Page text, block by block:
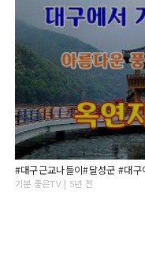
기분 좋은TV | 5년 전